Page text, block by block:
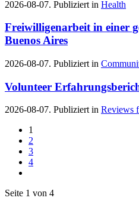
2026-08-07. Publiziert in Health
Freiwilligenarbeit in einer
Buenos Aires
2026-08-07. Publiziert in
Volunteer
2026-08-07. Publiziert in Reviews
1
2
3
4
Seite 1 von 4